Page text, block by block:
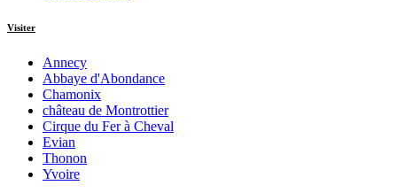
Visiter
Annecy
Abbaye d'Abondance
Chamonix
château de Montrottier
Cirque du Fer à Cheval
Evian
Thonon
Yvoire